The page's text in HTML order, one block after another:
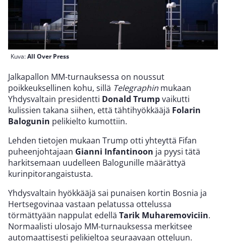
Kuva:All Over Press
Jalkapallon MM-turnauksessa on noussut
poikkeuksellinen kohu, sillä Telegraphin mukaan
Yhdysvaltain presidentti Donald Trumpvaikutti
kulissien takana siihen, että tähtihyökkääjä Folarin
Balogunin pelikielto kumottiin.
Lehden tietojen mukaan Trump otti yhteyttä Fifan
puheenjohtajaan Gianni Infantinoon ja pyysi tätä
harkitsemaan uudelleen Balogunille määrättyä
kurinpitorangaistusta.
Yhdysvaltain hyökkääjä sai punaisen kortin Bosnia ja
Hertsegovinaa vastaan pelatussa ottelussa
törmättyään nappulat edellä Tarik Muharemoviciin.
Normaalisti ulosajo MM-turnauksessa merkitsee
automaattisesti pelikieltoa seuraavaan otteluun.